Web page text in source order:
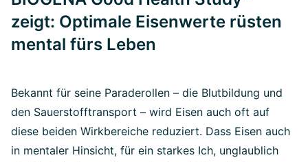
zeigt: Optimale Eisenwerte rüsten
mental fürs Leben
Bekannt für seine Paraderollen – die Blutbildung und
den Sauerstofftransport – wird Eisen auch oft auf
diese beiden Wirkbereiche reduziert. Dass Eisen auch
in mentaler Hinsicht, für ein starkes Ich, unglaublich